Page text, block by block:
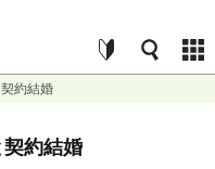
約結婚
約結婚